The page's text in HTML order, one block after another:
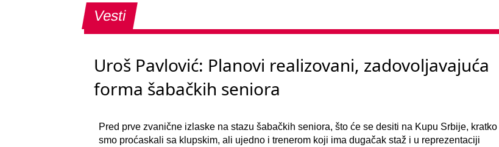
Vesti
Uroš Pavlović: Planovi realizovani, zadovoljavajuća
forma šabačkih seniora
Pred prve zvanične izlaske na stazu šabačkih seniora, što će se desiti na Kupu Srbije, kratko
smo proćaskali sa klupskim, ali ujedno i trenerom koji ima dugačak staž i u reprezentaciji